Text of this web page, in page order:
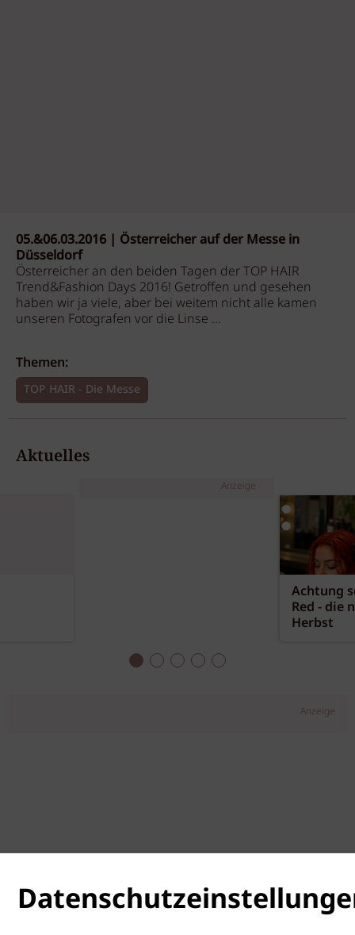
05.&06.03.2016 | Österreicher auf der Messe in
Düsseldorf
Österreicher an den beiden Tagen der TOP HAIR
Trend&Fashion Days 2016! Getroffen und gesehen
haben wir ja viele, aber bei weitem nicht alle kamen
unseren Fotografen vor die Linse ...
Themen:
TOP HAIR - Die Messe
Aktuelles
Anzeige
Achtung
Red - die
Herbst
Anzeige